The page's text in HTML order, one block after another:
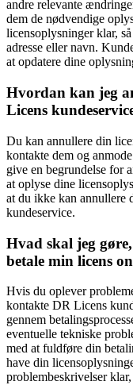
andre relevante
dem de nødvendige
licensoplysninger klar,
adresse eller navn.
at opdatere dine
Hvordan kan jeg
Licens
Du kan annullere din
kontakte dem og
give en begrundelse for
at oplyse dine
at du ikke kan annullere
kundeservice.
Hvad skal jeg
betale min licens
Hvis du oplever
kontakte DR Licens
gennem
eventuelle tekniske
med at fuldføre din
have din
problembeskrivelser